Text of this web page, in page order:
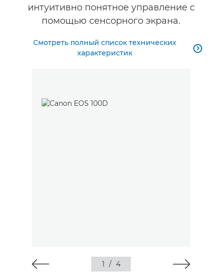
интуитивно понятное управление с
помощью сенсорного экрана.
Смотреть полный список технических
характеристик

1 / 4